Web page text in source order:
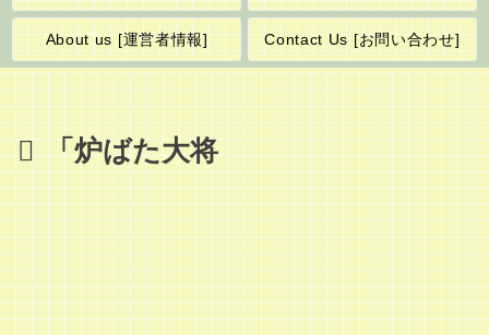
About us [運営者情報] Contact Us [お問い合わせ]
「炉ばた大将